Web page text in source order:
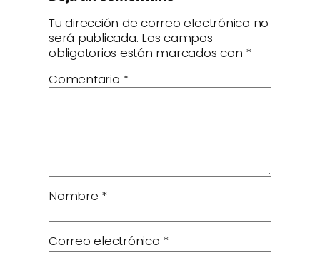
Tu dirección de correo electrónico no
será publicada. Los campos
obligatorios están marcados con *
Comentario *
Nombre *
Correo electrónico *